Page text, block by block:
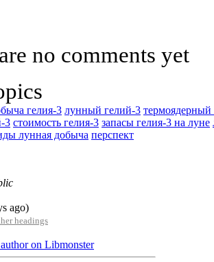
no comments yet
гелия-3 лунный гелий-3 термоядерный
3 стоимость гелия-3 запасы гелия-3 на луне
лунная добыча перспект
ago)
headings
on Libmonster